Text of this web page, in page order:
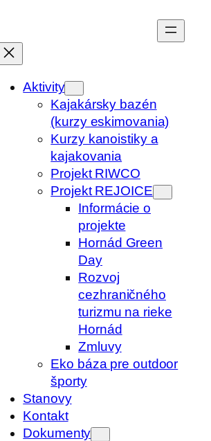
Aktivity
Kajakársky bazén
(kurzy eskimovania)
Kurzy kanoistiky a
kajakovania
Projekt RIWCO
Projekt REJOICE
Informácie o
projekte
Hornád Green
Day
Rozvoj
cezhraničného
turizmu na rieke
Hornád
Zmluvy
Eko báza pre outdoor
športy
Stanovy
Kontakt
Dokumenty